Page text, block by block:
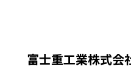
富士重工業株式会